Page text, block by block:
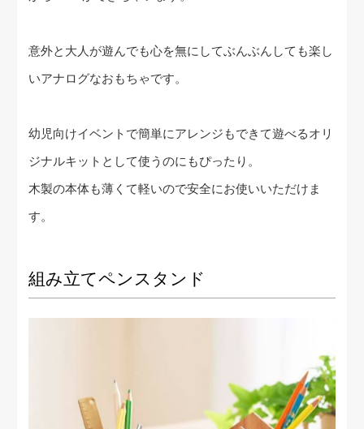
意外と大人が遊んでも心を無にしてぶんぶんしても楽し
いアナログなおもちゃです。
幼児向けイベントで簡単にアレンジもできて遊べるオリ
ジナルキットとして使うのにもぴったり。
木製の本体も薄くて軽いので安全にお使いいただけま
す。
組み立てペンスタンド